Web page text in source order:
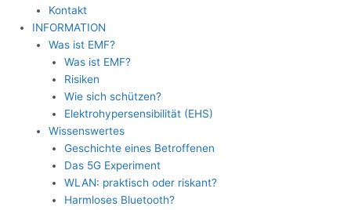
Kontakt
INFORMATION
Was ist EMF?
Was ist EMF?
Risiken
Wie sich schützen?
Elektrohypersensibilität (EHS)
Wissenswertes
Geschichte eines Betroffenen
Das 5G Experiment
WLAN: praktisch oder riskant?
Harmloses Bluetooth?